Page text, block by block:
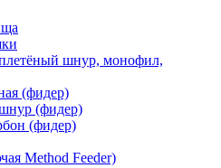
шнур, монофил,
(фидер)
(фидер)
(фидер)
Method Feeder)